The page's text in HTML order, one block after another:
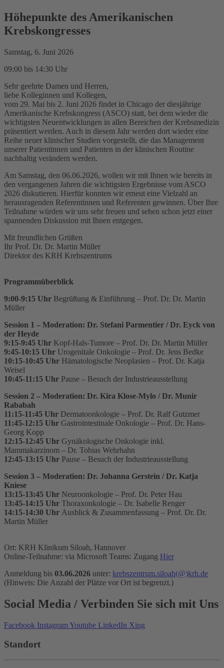
Höhepunkte des Amerikanischen
Krebskongresses
Samstag, 6. Juni 2026
09:00 bis 14:30 Uhr
Sehr geehrte Damen und Herren,
liebe Kolleginnen und Kollegen,
vom 29. Mai bis 2. Juni 2026 findet in Chicago der diesjährige
Amerikanische Krebskongress (ASCO) statt, bei dem wieder die
wichtigsten Neuentwicklungen in allen Bereichen der Krebsmedizin
präsentiert werden. Auch in diesem Jahr werden dort wieder eine
Reihe neuer klinischer Studien vorgestellt, die das Management
unserer Patientinnen und Patienten in der klinischen Routine
nachhaltig verändern werden.
Am Samstag, den 06.06.2026, wollen wir mit Ihnen wie bereits in
den vergangenen Jahren die wichtigsten Ergebnisse vom ASCO
2026 diskutieren. Hierfür konnten wir erneut eine Vielzahl an
herausragenden Referentinnen und Referenten gewinnen. Über Ihre
Teilnahme würden wir uns sehr freuen und sehen schon jetzt einer
spannenden Diskussion mit Ihnen entgegen.
Mit freundlichen Grüßen
Ihr Prof. Dr. Dr. Martin Müller
Direktor des KRH Krebszentrums
Programmüberblick
9:00-9:15 Uhr Begrüßung & Einführung – Prof. Dr. Dr. Martin
Müller
Session 1 – Moderation: Dr. Stefani Parmentier / Dr. Eyck von
der Heyde
9:15-9:45 Uhr Kopf-Hals-Tumore – Prof. Dr. Dr. Martin Müller
9:45-10:15 Uhr Urogenitale Onkologie – Prof. Dr. Jens Bedke
10:15-10:45 Uhr Hämatologische Neoplasien – Prof. Dr. Katja
Weisel
10:45-11:15 Uhr Pause – Besuch der Industrieausstellung
Session 2 – Moderation: Dr. Kira Klose-Mylo / Dr. Munir
Rababah
11:15-11:45 Uhr Dermatoonkologie – Prof. Dr. Ralf Gutzmer
11:45-12:15 Uhr Gastrointestinale Onkologie – Prof. Dr. Hans-
Georg Kopp
12:15-12:45 Uhr Gynäkologische Onkologie inkl.
Mammakarzinom – Dr. Tobias Wehrhahn
12:45-13:15 Uhr Pause – Besuch der Industrieausstellung
Session 3 – Moderation: Dr. Johanna Gerstein / Dr. Katja
Kniese
13:15-13:45 Uhr Neuroonkologie – Prof. Dr. Peter Hau
13:45-14:15 Uhr Thoraxonkologie – Dr. Isabelle Renger
14:15­-14:30 Uhr Ausblick & Zusammenfassung – Prof. Dr. Dr.
Martin Müller
Ort: KRH Klinikum Siloah, Hannover
Online-Teilnahme: via Microsoft Teams: Zugang Hier
Anmeldung bis 03.06.2026 unter: krebszentrum.siloah(@)krh.de
(Hinweis: Die Anzahl der Plätze vor Ort ist begrenzt.)
Social Media / Verbinden Sie sich mit Uns
Facebook Instagram Youtube LinkedIn Xing
Standort